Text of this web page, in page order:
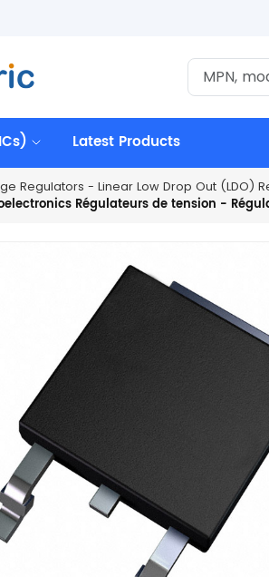
Latest Products
Regulators - Linear Low Drop Out (LDO)
Régulateurs de tension -